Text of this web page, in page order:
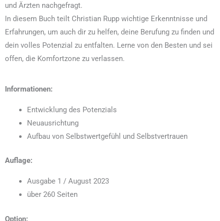
und Ärzten nachgefragt.
In diesem Buch teilt Christian Rupp wichtige Erkenntnisse und
Erfahrungen, um auch dir zu helfen, deine Berufung zu finden und
dein volles Potenzial zu entfalten. Lerne von den Besten und sei
offen, die Komfortzone zu verlassen.
Informationen:
Entwicklung des Potenzials
Neuausrichtung
Aufbau von Selbstwertgefühl und Selbstvertrauen
Auflage:
Ausgabe 1 / August 2023
über 260 Seiten
Option: